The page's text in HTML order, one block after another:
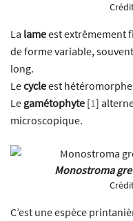
La lameest extrêmement
de forme variable,
long.
Lecycleest
Le gamétophyte [1]
microscopique.
Monostroma
C’est une espèce